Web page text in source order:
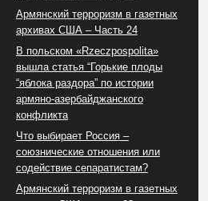
Армянский терроризм в газетных
архивах США – Часть 24
В польском «Rzeczpospolita»
вышла статья “Горькие плоды
“яблока раздора” по истории
армяно-азербайджанского
конфликта
Что выбирает Россия –
союзнические отношения или
содействие сепаратистам?
Армянский терроризм в газетных